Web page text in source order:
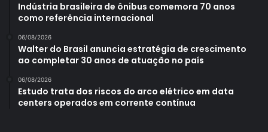
Indústria brasileira de ônibus comemora 70 anos
como referência internacional
06/08/2026
Walter do Brasil anuncia estratégia de crescimento
ao completar 30 anos de atuação no país
06/08/2026
Estudo trata dos riscos do arco elétrico em data
centers operados em corrente contínua